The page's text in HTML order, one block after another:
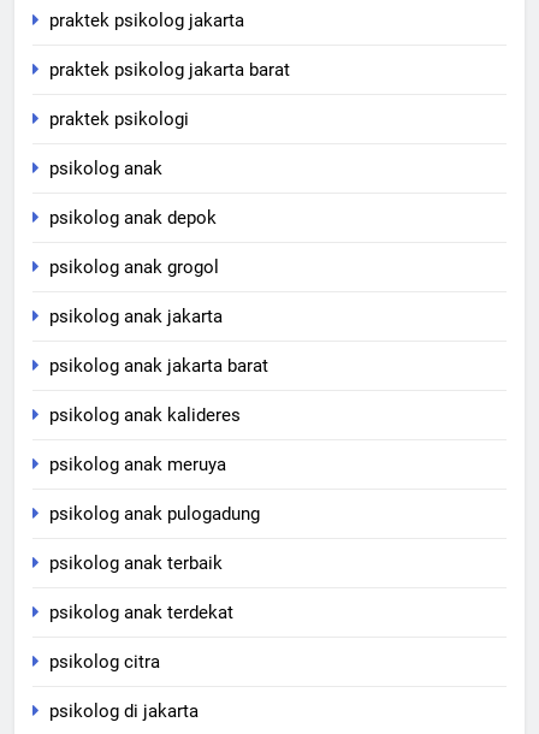
praktek psikolog jakarta
praktek psikolog jakarta barat
praktek psikologi
psikolog anak
psikolog anak depok
psikolog anak grogol
psikolog anak jakarta
psikolog anak jakarta barat
psikolog anak kalideres
psikolog anak meruya
psikolog anak pulogadung
psikolog anak terbaik
psikolog anak terdekat
psikolog citra
psikolog di jakarta